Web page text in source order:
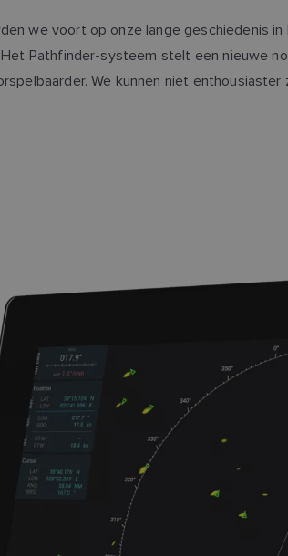
we voort op onze lange geschiedenis
Pathfinder-systeem stelt een nieuwe
We kunnen niet